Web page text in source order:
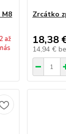
až
Zrcátko
18,38
14,94 €